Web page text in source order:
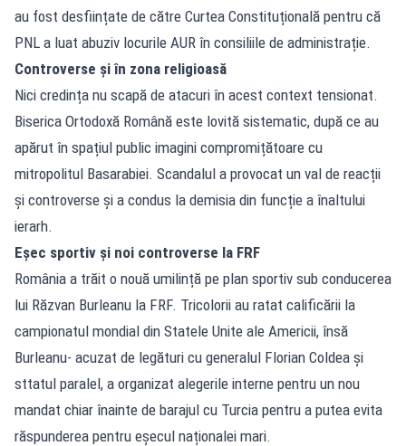
au fost desființate de către Curtea Constituțională pentru că
PNL a luat abuziv locurile AUR în consiliile de administrație.
Controverse și în zona religioasă
Nici credința nu scapă de atacuri în acest context tensionat.
Biserica Ortodoxă Română este lovită sistematic, după ce au
apărut în spațiul public imagini compromițătoare cu
mitropolitul Basarabiei. Scandalul a provocat un val de reacții
și controverse și a condus la demisia din funcție a înaltului
ierarh.
Eșec sportiv și noi controverse la FRF
România a trăit o nouă umilință pe plan sportiv sub conducerea
lui Răzvan Burleanu la FRF. Tricolorii au ratat calificării la
campionatul mondial din Statele Unite ale Americii, însă
Burleanu- acuzat de legături cu generalul Florian Coldea și
sttatul paralel, a organizat alegerile interne pentru un nou
mandat chiar înainte de barajul cu Turcia pentru a putea evita
răspunderea pentru eșecul naționalei mari.